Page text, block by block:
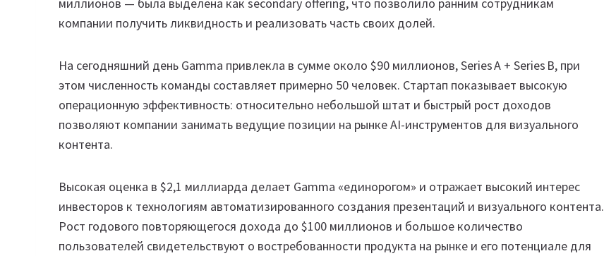
компании получить ликвидность и реализовать часть своих долей.
На сегодняшний день Gamma привлекла в сумме около $90 миллионов, Series A + Series B, при
этом численность команды составляет примерно 50 человек. Стартап показывает высокую
операционную эффективность: относительно небольшой штат и быстрый рост доходов
позволяют компании занимать ведущие позиции на рынке AI-инструментов для визуального
контента.
Высокая оценка в $2,1 миллиарда делает Gamma «единорогом» и отражает высокий интерес
инвесторов к технологиям автоматизированного создания презентаций и визуального контента.
Рост годового повторяющегося дохода до $100 миллионов и большое количество
пользователей свидетельствуют о востребованности продукта на рынке и его потенциале для